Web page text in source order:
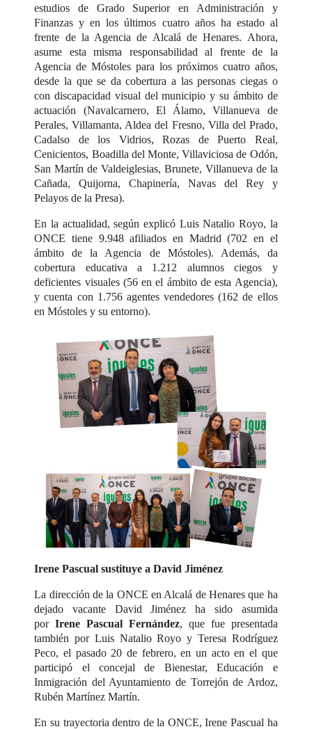
estudios de Grado Superior en Administración y
Finanzas y en los últimos cuatro años ha estado al
frente de la Agencia de Alcalá de Henares. Ahora,
asume esta misma responsabilidad al frente de la
Agencia de Móstoles para los próximos cuatro años,
desde la que se da cobertura a las personas ciegas o
con discapacidad visual del municipio y su ámbito de
actuación (Navalcarnero, El Álamo, Villanueva de
Perales, Villamanta, Aldea del Fresno, Villa del Prado,
Cadalso de los Vidrios, Rozas de Puerto Real,
Cenicientos, Boadilla del Monte, Villaviciosa de Odón,
San Martín de Valdeiglesias, Brunete, Villanueva de la
Cañada, Quijorna, Chapinería, Navas del Rey y
Pelayos de la Presa).
En la actualidad, según explicó Luis Natalio Royo, la
ONCE tiene 9.948 afiliados en Madrid (702 en el
ámbito de la Agencia de Móstoles). Además, da
cobertura educativa a 1.212 alumnos ciegos y
deficientes visuales (56 en el ámbito de esta Agencia),
y cuenta con 1.756 agentes vendedores (162 de ellos
en Móstoles y su entorno).
Irene Pascual sustituye a David Jiménez
La dirección de la ONCE en Alcalá de Henares que ha
dejado vacante David Jiménez ha sido asumida
porIrene Pascual Fernández, que fue presentada
también por Luis Natalio Royo y Teresa Rodríguez
Peco, el pasado 20 de febrero, en un acto en el que
participó el concejal de Bienestar, Educación e
Inmigración del Ayuntamiento de Torrejón de Ardoz,
Rubén Martínez Martín.
En su trayectoria dentro de la ONCE, Irene Pascual ha